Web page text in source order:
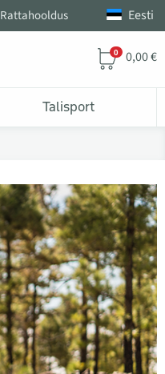
Rattahooldus Eesti
0 0,00 €
Talisport